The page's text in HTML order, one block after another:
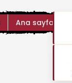
Ana sayfa